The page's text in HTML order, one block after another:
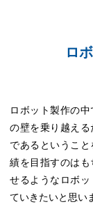
ロ
ロボット製作の
の壁を乗り越え
であるというこ
績を目指すのは
せるようなロボ
ていきたいと思い